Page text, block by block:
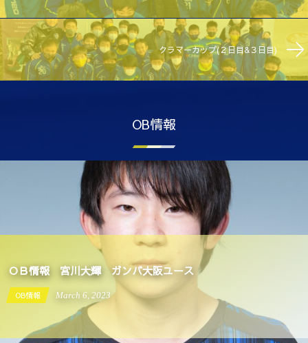
クラマーカップ(２日目&３日目)
OB情報
ＯＢ情報 宮川大輝 ガンバ大阪ユース
OB情報 March 6 2023